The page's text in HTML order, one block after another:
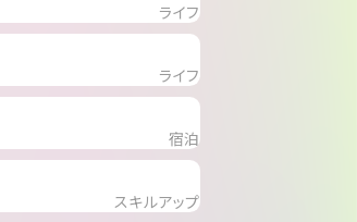
ライフ
ライフ
宿泊
スキルアップ